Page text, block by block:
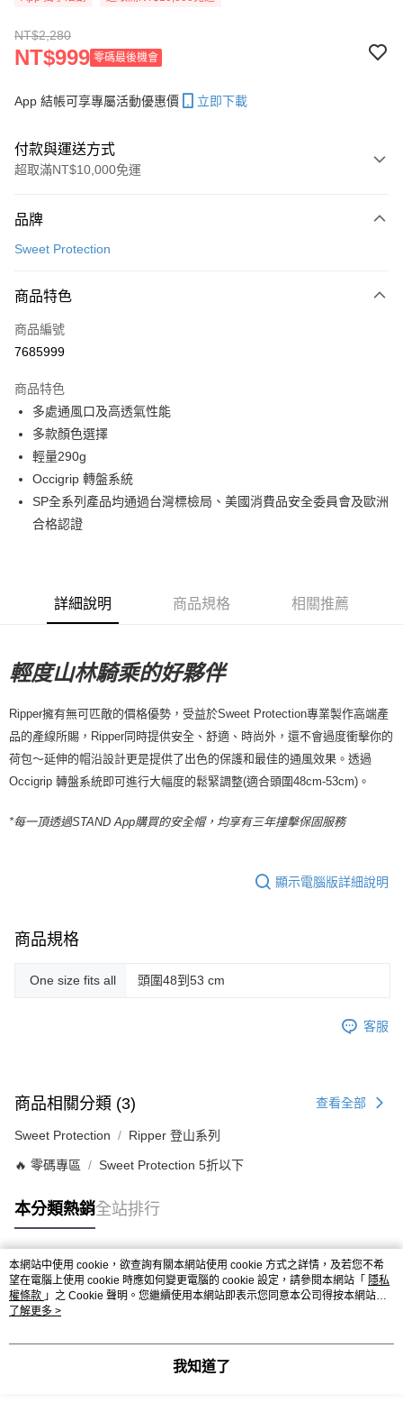
NT$2,280
NT$999 零碼最後機會
App 結帳可享專屬活動優惠價 立即下載
付款與運送方式
超取滿NT$10,000免運
信用卡一次付款
LINE Pay
Apple Pay
運送方式
全家店到店
每筆NT$80，滿NT$10,000(含以上)免運費
付款後全家取貨
每筆NT$80，滿NT$10,000(含以上)免運費
付款後7-11取貨
宅配
品牌
Sweet Protection
商品特色
商品編號
7685999
商品特色
多處通風口及高透氣性能
多款顏色選擇
輕量290g
Occigrip 轉盤系統
SP全系列產品均通過台灣標檢局、美國消費品安全委員會及歐洲
合格認證
詳細說明 商品規格 相關推薦
輕度山林騎乘的好夥伴
Ripper擁有無可匹敵的價格優勢，受益於Sweet Protection專業製作高端產
品的產線所賜，Ripper同時提供安全、舒適、時尚外，還不會過度衝擊你的
荷包～延伸的帽沿設計更是提供了出色的保護和最佳的通風效果。透過
Occigrip 轉盤系統即可進行大幅度的鬆緊調整(適合頭圍48cm-53cm)。
*每一頂透過STAND App購買的安全帽，均享有三年撞擊保固服務
顯示電腦版詳細說明
商品規格
One size fits all 頭圍48到53 cm
客服
商品相關分類 (3) 查看全部
Sweet Protection Ripper 登山系列
🔥 零碼專區 Sweet Protection 5折以下
本分類熱銷全站排行
熱門標籤
本網站中使用 cookie，欲查詢有關本網站使用 cookie 方式之詳情，及若您不希
望在電腦上使用 cookie 時應如何變更電腦的 cookie 設定，請參閱本網站「 隱私
權條款 」之 Cookie 聲明。您繼續使用本網站即表示您同意本公司得按本網站使
用條款之 Cookie 聲明使用 cookie。
了解更多 >
我知道了